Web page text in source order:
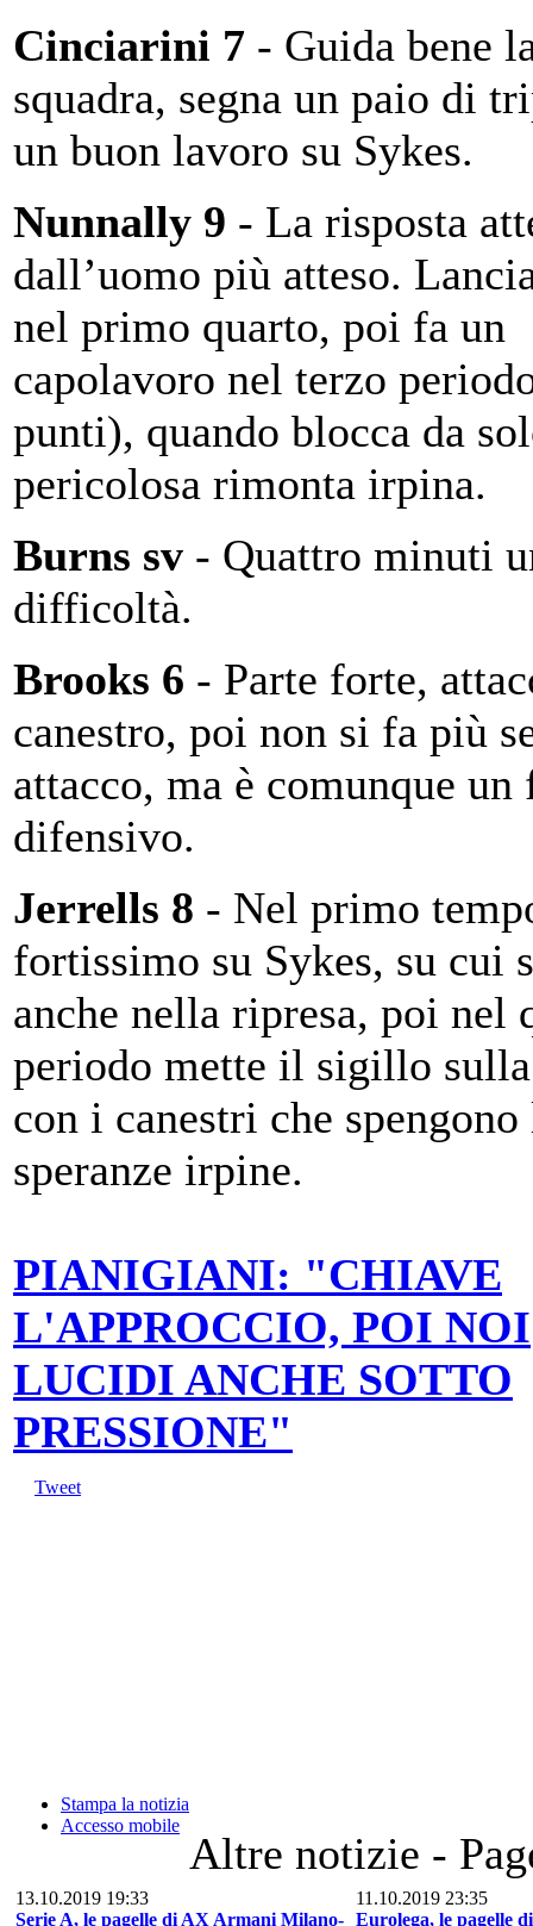
Cinciarini 7 - Guida bene
squadra, segna un paio di
un buon lavoro su Sykes.
Nunnally 9 - La risposta
dall’uomo più atteso.
nel primo quarto, poi fa un
capolavoro nel terzo
punti), quando blocca da
pericolosa rimonta irpina.
Burns sv - Quattro minuti
difficoltà.
Brooks 6 - Parte forte,
canestro, poi non si fa più
attacco, ma è comunque un
difensivo.
Jerrells 8 - Nel primo
fortissimo su Sykes, su cui
anche nella ripresa, poi nel
periodo mette il sigillo
con i canestri che spengono
speranze irpine.
PIANIGIANI: "CHIAVE
L'APPROCCIO, POI NOI
LUCIDI ANCHE SOTTO
PRESSIONE"
Tweet
Stampa la notizia
Accesso mobile
Altre notizie -
13.10.2019 19:33
Serie A, le pagelle di AX Armani Milano-
11.10.2019 23:35
Eurolega, le pagelle